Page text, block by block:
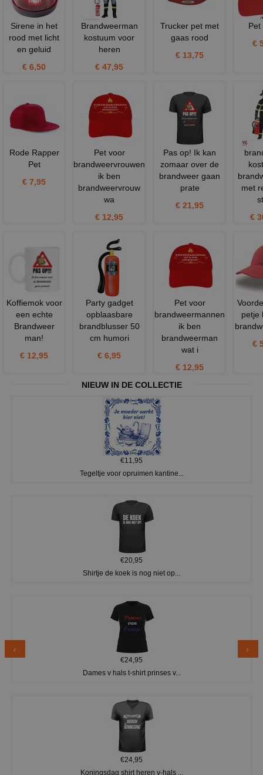
Sirene in het
rood met licht
en geluid
€ 6,50
Brandweerman
kostuum voor
heren
€ 47,95
Trucker pet met
gaas rood
€ 13,75
Pet
€
Rode Rapper
Pet
€ 7,95
Pet voor
brandweervrouwen
ik ben
brandweervrouw
wa
€ 12,95
Pas op! Ik kan
zomaar over de
brandweer gaan
prate
€ 21,95
met
€
Koffiemok voor
een echte
Brandweer
man!
€ 12,95
Party gadget
opblaasbare
brandblusser 50
cm humori
€ 6,95
Pet voor
brandweermannen
ik ben
brandweerman
wat i
€ 12,95
petje
€
NIEUW IN DE COLLECTIE
€11,95
Tegeltje voor opruimen kantine...
€20,95
Shirtje de koek is nog niet op...
€24,95
Dames v hals t-shirt prinses v...
€24,95
Koningsdag shirt heren v-hals ...